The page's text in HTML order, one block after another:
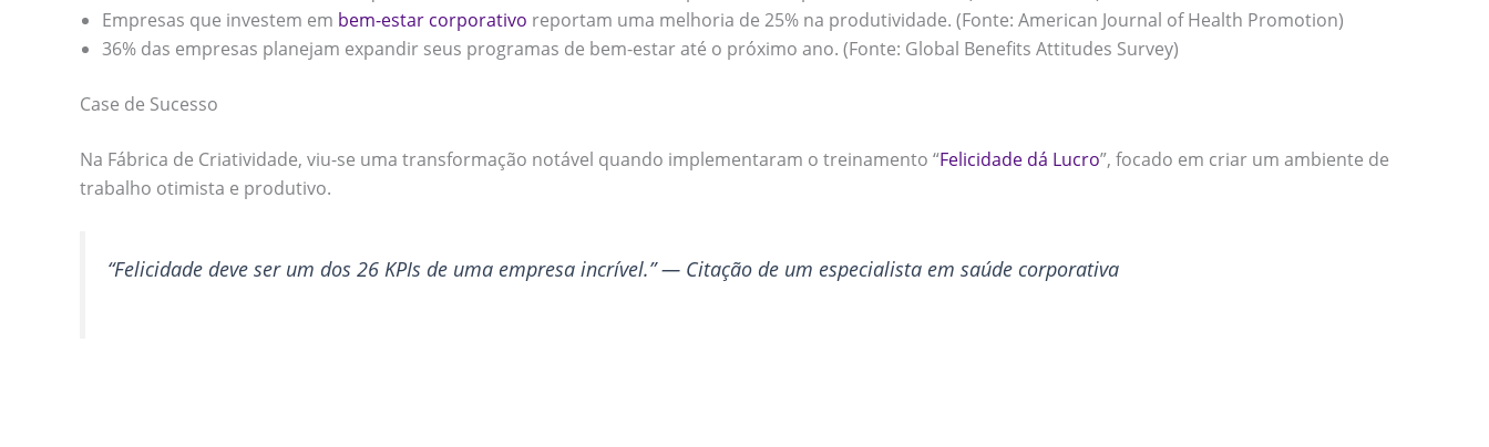
Empresas que investem em bem-estar corporativo reportam uma melhoria de 25% na produtividade. (Fonte: American Journal of Health Promotion)
36% das empresas planejam expandir seus programas de bem-estar até o próximo ano. (Fonte: Global Benefits Attitudes Survey)
Case de Sucesso
Na Fábrica de Criatividade, viu-se uma transformação notável quando implementaram o treinamento “Felicidade dá Lucro”, focado em criar um ambiente de
trabalho otimista e produtivo.
“Felicidade deve ser um dos 26 KPIs de uma empresa incrível.” — Citação de um especialista em saúde corporativa